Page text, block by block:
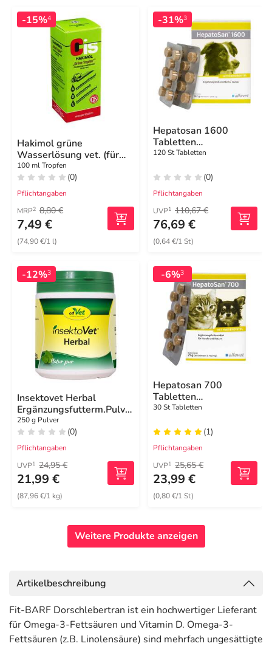
-15%4
Hakimol grüne
Wasserlösung vet. (für
Tiere)
100 ml Tropfen
(0)
Pflichtangaben
MRP2 8,80 €
7,49 €
(74,90 €/1 l)
-31%3
Hepatosan 1600
Tabletten
Ergänzungsfuttermittel
120 St Tabletten
(0)
Pflichtangaben
UVP1 110,67 €
76,69 €
(0,64 €/1 St)
-12%3
Insektovet Herbal
Ergänzungsfutterm.Pulver
für Hunde
250 g Pulver
(0)
Pflichtangaben
UVP1 24,95 €
21,99 €
(87,96 €/1 kg)
-6%3
Hepatosan 700
Tabletten
Ergänzungsfuttermittel
Katzen
30 St Tabletten
(1)
Pflichtangaben
UVP1 25,65 €
23,99 €
(0,80 €/1 St)
Weitere Produkte anzeigen
Artikelbeschreibung
Fit-BARF Dorschlebertran ist ein hochwertiger Lieferant
für Omega-3-Fettsäuren und Vitamin D. Omega-3-
Fettsäuren (z.B. Linolensäure) sind mehrfach ungesättigte